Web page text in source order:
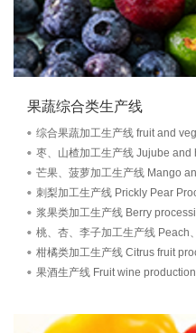
果蔬综合类生产线
综合果蔬加工生产线 fruit and
枣、山楂加工生产线 Jujube
芒果、菠萝加工生产线 Mango
刺梨加工生产线 Prickly Pear
浆果类加工生产线 Berry
桃、杏、李子加工生产线 Peach
柑橘类加工生产线 Citrus fruit
果酒生产线 Fruit wine